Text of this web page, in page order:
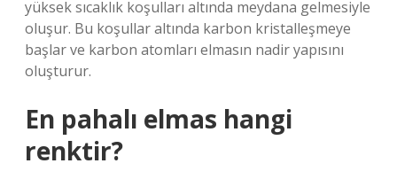
yüksek sıcaklık koşulları altında meydana gelmesiyle
oluşur. Bu koşullar altında karbon kristalleşmeye
başlar ve karbon atomları elmasın nadir yapısını
oluşturur.
En pahalı elmas hangi
renktir?